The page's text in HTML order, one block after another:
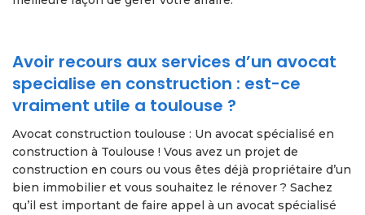
Avoir recours aux services d’un avocat
specialise en construction : est-ce
vraiment utile a toulouse ?
Avocat construction toulouse : Un avocat spécialisé en
construction à Toulouse ! Vous avez un projet de
construction en cours ou vous êtes déjà propriétaire d’un
bien immobilier et vous souhaitez le rénover ? Sachez
qu’il est important de faire appel à un avocat spécialisé